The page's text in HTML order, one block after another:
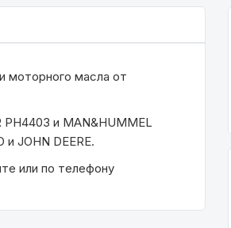
моторного масла от
PH4403 и MAN&HUMMEL
JOHN DEERE.
или по телефону